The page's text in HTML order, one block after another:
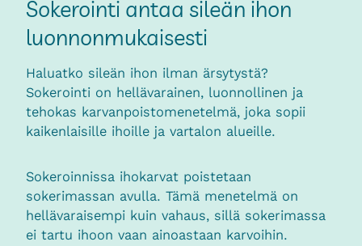
Sokerointi antaa sileän ihon
luonnonmukaisesti
Haluatko sileän ihon ilman ärsytystä?
Sokerointi on hellävarainen, luonnollinen ja
tehokas karvanpoistomenetelmä, joka sopii
kaikenlaisille ihoille ja vartalon alueille.
Sokeroinnissa ihokarvat poistetaan
sokerimassan avulla. Tämä menetelmä on
hellävaraisempi kuin vahaus, sillä sokerimassa
ei tartu ihoon vaan ainoastaan karvoihin.